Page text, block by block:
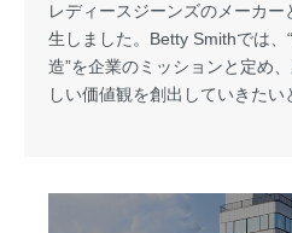
レディースジーンズのメーカ
生しました。Betty Smithでは、
造”を企業のミッションと定め
しい価値観を創出していきたい